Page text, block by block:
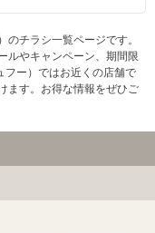
チラシ一覧ページです。
ルやキャンペーン、期間限
フー）ではお近くの店舗で
ます。お得な情報をぜひご